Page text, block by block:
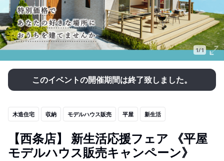
1/1
このイベントの開催期間は終了致しました。
木造住宅 収納 モデルハウス販売 平屋 新生活
【西条店】 新生活応援フェア 《平屋
モデルハウス販売キャンペーン》